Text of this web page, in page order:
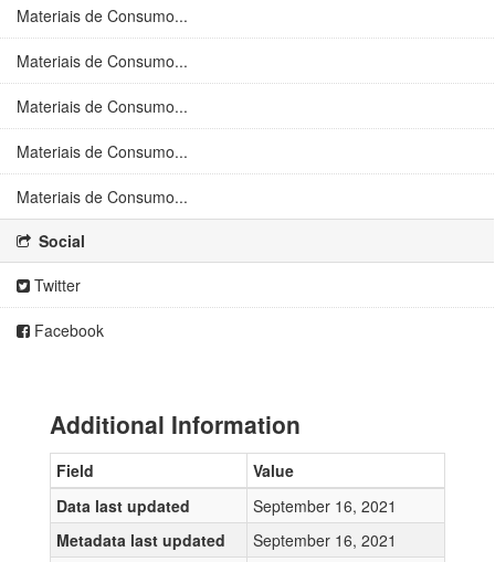
Materiais de Consumo...
Materiais de Consumo...
Materiais de Consumo...
Materiais de Consumo...
Materiais de Consumo...
Social
Twitter
Facebook
Additional Information
Field
Value
Data last updated
September 16, 2021
Metadata last updated
September 16, 2021